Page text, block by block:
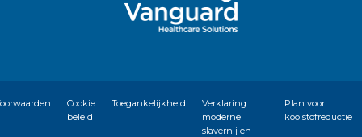
Cookie
beleid
Toegankelijkheid
Verklaring
moderne
slavernij en
Plan voor
koolstofreductie